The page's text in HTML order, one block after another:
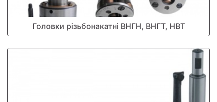
Головки різьбонакатні ВНГН, ВНГТ, НВТ